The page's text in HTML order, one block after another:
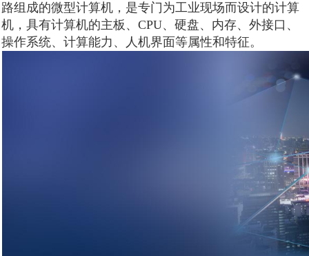
路组成的微型计算机，是专门为工业现场而设计的计算
机，具有计算机的主板、CPU、硬盘、内存、外接口、
操作系统、计算能力、人机界面等属性和特征。